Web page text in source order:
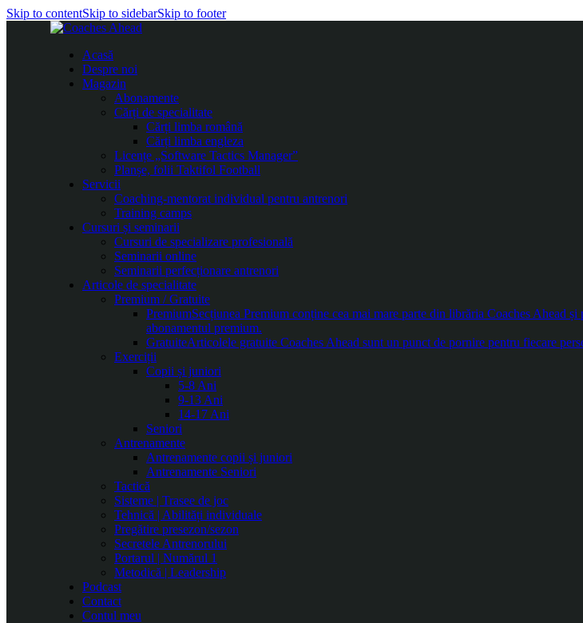
Skip to contentSkip to sidebarSkip to footer
Acasă
Despre noi
Magazin
Abonamente
Cărți de specialitate
Cărți limba română
Cărți limba engleza
Licențe „Software Tactics Manager”
Planșe, folii Taktifol Football
Servicii
Coaching-mentorat individual pentru antrenori
Training camps
Cursuri și seminarii
Cursuri de specializare profesională
Seminarii online
Seminarii perfecționare antrenori
Articole de specialitate
Premium / Gratuite
PremiumSecțiunea Premium conține cea mai mare parte din librăria Coaches Ahead
abonamentul premium.
GratuiteArticolele gratuite Coaches Ahead sunt un punct de pornire pentru fiecare
Exerciții
Copii și juniori
5-8 Ani
9-13 Ani
14-17 Ani
Seniori
Antrenamente
Antrenamente copii și juniori
Antrenamente Seniori
Tactică
Sisteme | Trasee de joc
Tehnică | Abilități individuale
Pregătire presezon/sezon
Secretele Antrenorului
Portarul | Numărul 1
Metodică | Leadership
Podcast
Contact
Contul meu